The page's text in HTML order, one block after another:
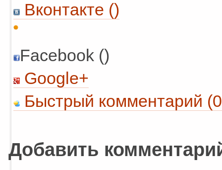
Вконтакте ()
Facebook ()
Google+
Быстрый комментарий
Добавить